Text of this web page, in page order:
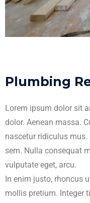
Plumbing
Lorem ipsum dolor sit
dolor. Aenean massa.
nascetur ridiculus mus.
sem. Nulla consequat
vulputate eget, arcu.
In enim justo, rhoncus
mollis pretium. Integer